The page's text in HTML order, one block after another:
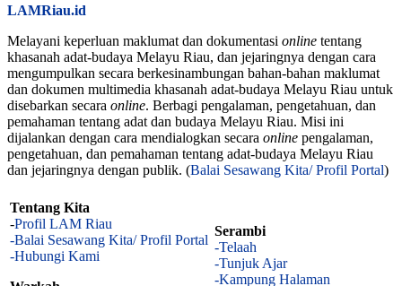
LAMRiau.id
Melayani keperluan maklumat dan dokumentasi online tentang
khasanah adat-budaya Melayu Riau, dan jejaringnya dengan cara
mengumpulkan secara berkesinambungan bahan-bahan maklumat
dan dokumen multimedia khasanah adat-budaya Melayu Riau untuk
disebarkan secara online. Berbagi pengalaman, pengetahuan, dan
pemahaman tentang adat dan budaya Melayu Riau. Misi ini
dijalankan dengan cara mendialogkan secara online pengalaman,
pengetahuan, dan pemahaman tentang adat-budaya Melayu Riau
dan jejaringnya dengan publik. (Balai Sesawang Kita/ Profil Portal)
Tentang Kita
-Profil LAM Riau
-Balai Sesawang Kita/ Profil Portal
-Hubungi Kami
Serambi
-Telaah
-Tunjuk Ajar
-Kampung Halaman